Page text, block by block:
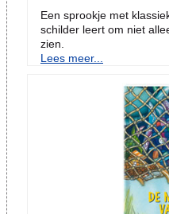
Een sprookje met
schilder leert om niet
zien.
Lees meer...